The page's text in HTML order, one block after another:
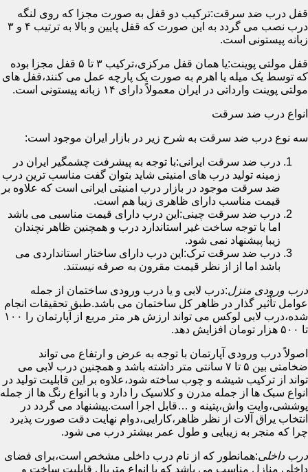
قفل درب ضد سرقت:ترکیب دو قفل به صورت مجزا که روی لنگه
درب نصب می گردد به این صورت که قفل پایین و بالا به ترتیب ۴ و ۳
زبانه پیستونی است.
قفل مولتی پوینت:یا همان قفل مرکزی،ترکیب ۳ تا ۵ قفل مجزا بوده
که توسط یک میله یا اهرم به صورت یک پارچه عمل می کنند،قفل های
مولتی پوینت وارداتی در ایران معمولاً دارای ۱۴ زبانه پیستونی است.
انواع درب ضد سرقت
سه نوع درب ضد سرقت به شرح زیر در بازار ایران موجود است:
درب ضد سرقت ایرانی:با توجه به پیشرفت چشمگیر ایران در
زمینه تولید درب های امنیتی شاید بتوان گفت مناسب ترین درب
ضد سرقت موجود در بازار درب امنیتی ایرانی است که علاوه بر
قیمت مناسب دارای ظاهری زیبا هم است.
درب ضد سرقت چینی:این درب دارای قیمت مناسبی می باشد
اما با توجه ساخت غیر استاندارد درب و همچنین ظاهر نچندان
زیبا پیشنهاد نمی شود.
درب ضد سرقت ترک:این درب دارای ساختار استانداردی می
باشد اما از از نظر قیمت مقرون به صرفه نیستند.
درب ورودی منزل:درب لابی و یا درب ورودی ساختمان از جمله
عوامل تأثیر گذار در ظاهر کل ساختمان می باشد.طبق تحقیقات انجام
شده،درب لابی لوکس می تواند ارزش هر متر مربع از آپارتمان را ۱۰۰
تا ۵۰۰ هزار تومان افزایش دهد.
اصولاً درب ورودی آپارتمان با توجه به عرض و ارتفاع می تواند
ضخامتی بین ۵ تا ۷ سانتی متر داشته باشد و همچنین درب لابی می
تواند از ترکیب شیشه و چوب ساخته شود،علاوه بر این قابلیت تولید در
انواع سبک ها از جمله مدرن و کلاسیک را دارد و با انواع رنگ ها از جمله
پوششی،وایت واش،پتینه و …قابل اجرا است.پیشنهاد می گردد در
انتخاب یراق آلات از نظر ظاهر،کارایی،دوام نهایت دقت صورت پذیرد
چرا که منجر به زیبایی و طول عمر بیشتر درب می شود.
درب داخلی:همانطور که از نام درب داخلی مشخص است،برای فضای
داخلی منازل مناسب می باشد که با انواع متریال قابلیت ساخت و